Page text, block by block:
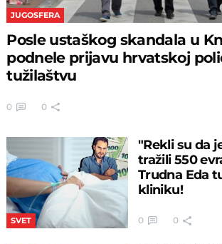
JUGOSFERA
Posle ustaškog skandala u
podnele prijavu hrvatskoj
tužilaštvu
0 0
SVET
"Rekli su da
tražili 550
Trudna Eda
kliniku!
0 0